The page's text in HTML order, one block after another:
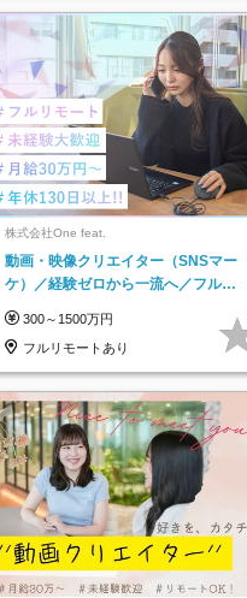
株式会社One feat.
動画・映像クリエイター（SNSマー
ケ）／経験ゼロから一流へ／フルリ
日以上
300～1500万円
フルリモートあり